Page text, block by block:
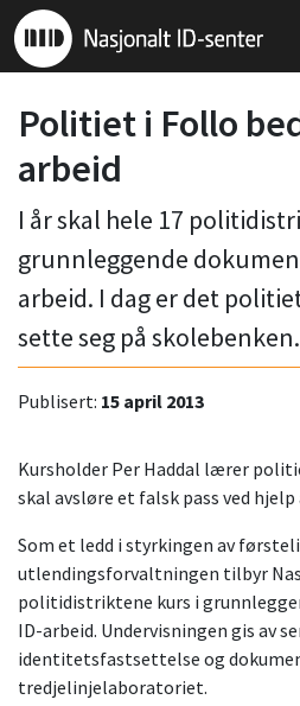
Politiet i Follo
arbeid
I år skal hele 17
grunnleggende
arbeid. I dag er det
sette seg på skolebenken.
Publisert: 15 april 2013
Kursholder Per Haddal lærer
skal avsløre et falsk pass ved
Som et ledd i styrkingen av
utlendingsforvaltningen tilbyr
politidistriktene kurs i
ID-arbeid. Undervisningen gis av
identitetsfastsettelse og
tredjelinjelaboratoriet.